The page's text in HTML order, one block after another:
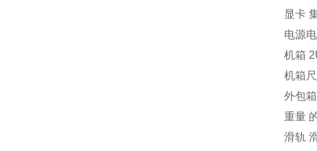
显卡 集
电源电
机箱 2U
机箱尺寸
外包箱尺
重量 的
滑轨 滑